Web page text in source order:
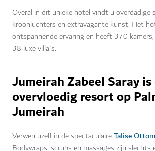
Overal in dit unieke hotel vindt u overdadige
kroonluchters en extravagante kunst. Het
ontspannende ervaring en heeft 370
38 luxe villa's.
Jumeirah Zabeel Saray is
overvloedig resort op
Jumeirah
Verwen uzelf in de spectaculaireTalise
Bodywraps, scrubs en massages zijn slechts